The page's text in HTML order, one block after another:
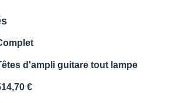
d'ampli guitare tout lampe
€